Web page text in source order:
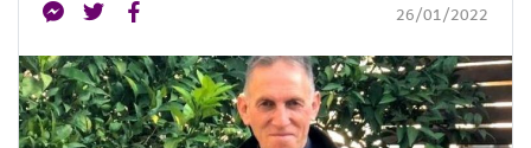
26/01/2022